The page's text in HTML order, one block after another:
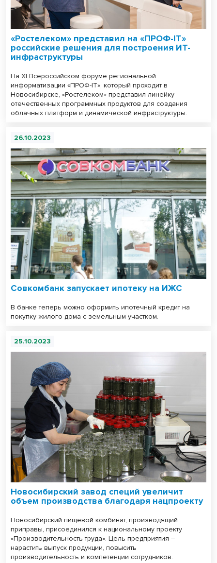
«Ростелеком» представил на «ПРОФ-IT»
российские решения для построения ИТ-
инфраструктуры
На XI Всероссийском форуме региональной
информатизации «ПРОФ-IT», который проходит в
Новосибирске, «Ростелеком» представил линейку
отечественных программных продуктов для создания
облачных платформ и динамической инфраструктуры.
26.10.2023
Совкомбанк запускает ипотеку на ИЖС
В банке теперь можно оформить ипотечный кредит на
покупку жилого дома с земельным участком.
25.10.2023
Новосибирский завод специй увеличит
объем производства благодаря нацпроекту
Новосибирский пищевой комбинат, производящий
приправы, присоединился к национальному проекту
«Производительность труда». Цель предприятия –
нарастить выпуск продукции, повысить
производительность и компетенции сотрудников.